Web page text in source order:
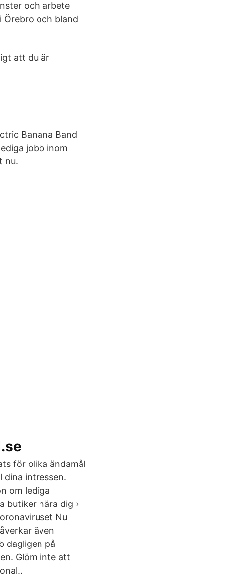
och arbete
Örebro och bland
att du är
Banana Band
jobb inom
nu.
för olika ändamål
dina intressen.
om lediga
butiker nära dig ›
Nu
även
dagligen på
Glöm inte att